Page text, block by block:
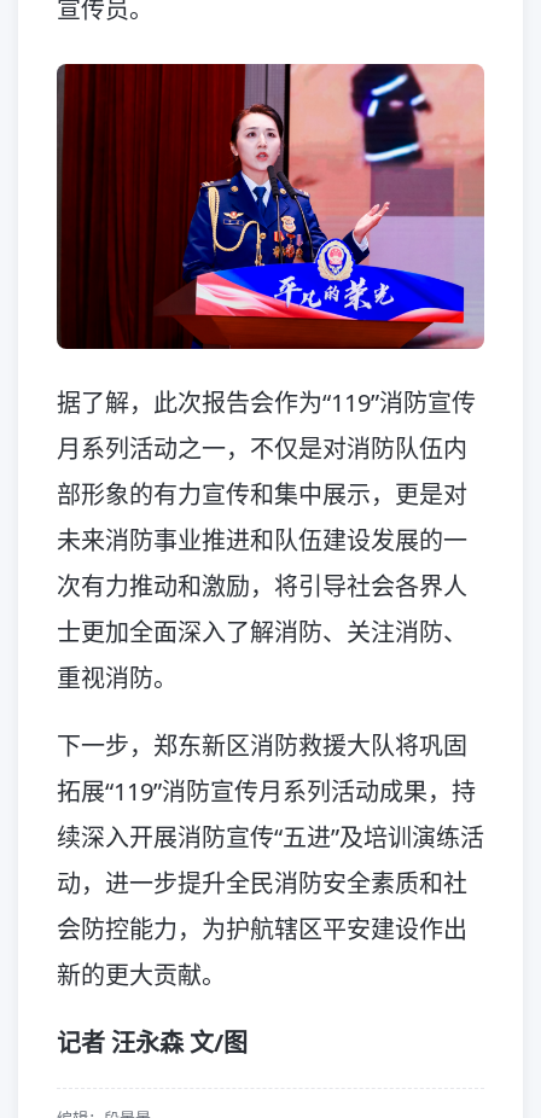
宣传员。
据了解，此次报告会作为“119”消防宣传
月系列活动之一，不仅是对消防队伍内
部形象的有力宣传和集中展示，更是对
未来消防事业推进和队伍建设发展的一
次有力推动和激励，将引导社会各界人
士更加全面深入了解消防、关注消防、
重视消防。
下一步，郑东新区消防救援大队将巩固
拓展“119”消防宣传月系列活动成果，持
续深入开展消防宣传“五进”及培训演练活
动，进一步提升全民消防安全素质和社
会防控能力，为护航辖区平安建设作出
新的更大贡献。
记者 汪永森 文/图